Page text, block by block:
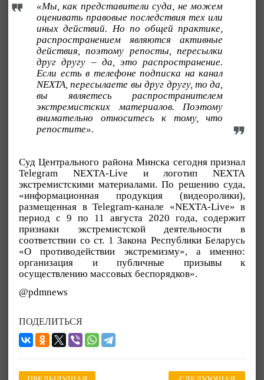
«Мы, как представители суда, не можем
оценивать правовые последствия тех или
иных действий. Но по общей практике,
распространением являются активные
действия, поэтому репосты, пересылки
друг другу – да, это распространение.
Если есть в телефоне подписка на канал
NEXTA, пересылаете вы друг другу, то да,
вы являетесь распространителем
экстремистских материалов. Поэтому
внимательно относитесь к тому, что
репостите».
Суд Центрального района Минска сегодня признал
Telegram NEXTA-Live и логотип NEXTA
экстремистскими материалами. По решению суда,
«информационная продукция (видеоролики),
размещенная в Telegram-канале «NEXTA-Live» в
период с 9 по 11 августа 2020 года, содержит
признаки экстремистской деятельности в
соответствии со ст. 1 Закона Республики Беларусь
«О противодействии экстремизму», а именно:
организация и публичные призывы к
осуществлению массовых беспорядков».
@pdmnews
ПОДЕЛИТЬСЯ